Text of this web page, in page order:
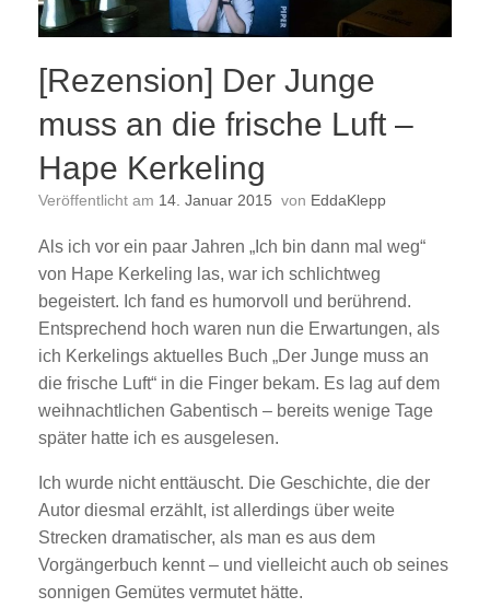
[Rezension] Der Junge
muss an die frische Luft –
Hape Kerkeling
Veröffentlicht am 14. Januar 2015 von EddaKlepp
Als ich vor ein paar Jahren „Ich bin dann mal weg“
von Hape Kerkeling las, war ich schlichtweg
begeistert. Ich fand es humorvoll und berührend.
Entsprechend hoch waren nun die Erwartungen, als
ich Kerkelings aktuelles Buch „Der Junge muss an
die frische Luft“ in die Finger bekam. Es lag auf dem
weihnachtlichen Gabentisch – bereits wenige Tage
später hatte ich es ausgelesen.
Ich wurde nicht enttäuscht. Die Geschichte, die der
Autor diesmal erzählt, ist allerdings über weite
Strecken dramatischer, als man es aus dem
Vorgängerbuch kennt – und vielleicht auch ob seines
sonnigen Gemütes vermutet hätte.